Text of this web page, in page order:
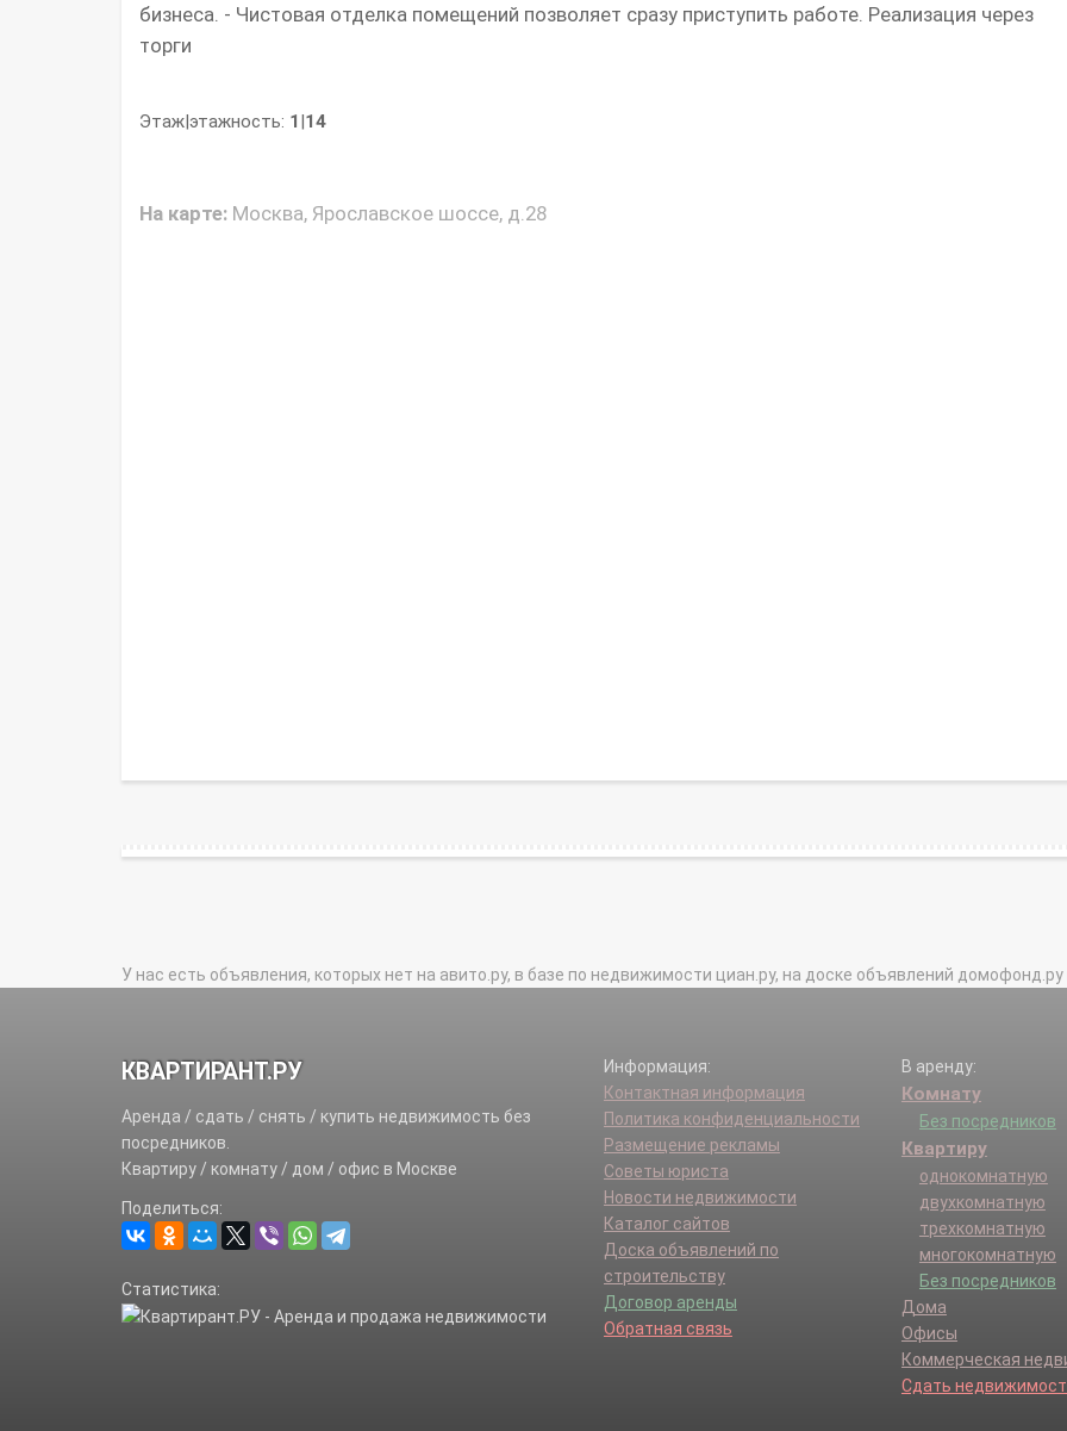
бизнеса. - Чистовая отделка помещений позволяет сразу приступить работе. Реализация через
торги
Этаж|этажность: 1 |14
На карте: Москва, Ярославское шоссе, д.28
У нас есть объявления, которых нет на авито.ру, в базе по недвижимости циан.ру, на доске объявлений домофонд.ру
КВАРТИРАНТ.РУ
Аренда / сдать / снять / купить недвижимость без
посредников.
Квартиру / комнату / дом / офис в Москве
Поделиться:
Статистика:
Информация:
Контактная информация
Политика конфиденциальности
Размещение рекламы
Советы юриста
Новости недвижимости
Каталог сайтов
Доска объявлений по
строительству
Договор аренды
Обратная связь
В аренду:
Комнату
Без посредников
Квартиру
однокомнатную
двухкомнатную
трехкомнатную
многокомнатную
Без посредников
Дома
Офисы
Коммерческая
Сдать